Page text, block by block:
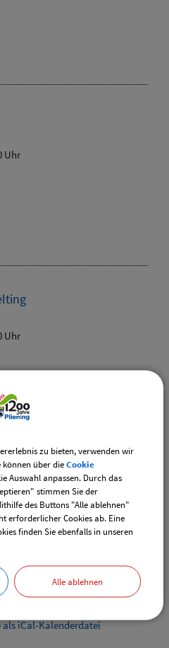
Uhr
Uhr
als VCS-Kalenderdatei
als iCal-Kalenderdatei
zu bieten, verwenden wir
können über dieCookie
Auswahl anpassen. Durch das
stimmen Sie der
des Buttons "Alle ablehnen"
erforderlicher Cookies ab. Eine
finden Sie ebenfalls in unseren
Alle ablehnen